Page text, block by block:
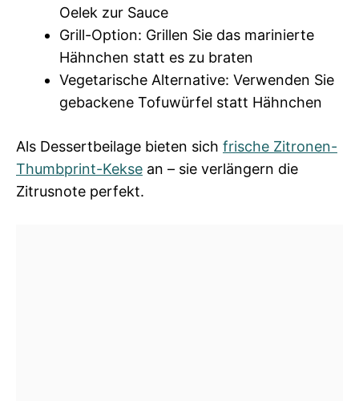
Oelek zur Sauce
Grill-Option: Grillen Sie das marinierte
Hähnchen statt es zu braten
Vegetarische Alternative: Verwenden Sie
gebackene Tofuwürfel statt Hähnchen
Als Dessertbeilage bieten sich frische Zitronen-
Thumbprint-Kekse an – sie verlängern die
Zitrusnote perfekt.